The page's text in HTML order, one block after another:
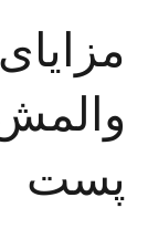
پست